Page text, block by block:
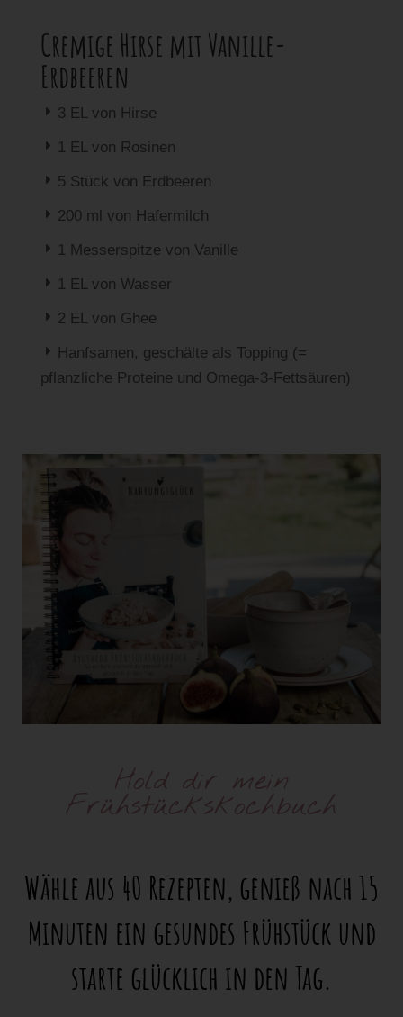
Cremige Hirse mit Vanille-
Erdbeeren
E 3 EL von Hirse
E 1 EL von Rosinen
E 5 Stück von Erdbeeren
E 200 ml von Hafermilch
E 1 Messerspitze von Vanille
E 1 EL von Wasser
E 2 EL von Ghee
E Hanfsamen, geschälte als Topping (=
pflanzliche Proteine und Omega-3-Fettsäuren)
Hold dir mein
Frühstückskochbuch
Wähle aus 40 Rezepten, genieß nach 15
Minuten ein gesundes Frühstück und
starte glücklich in den Tag.